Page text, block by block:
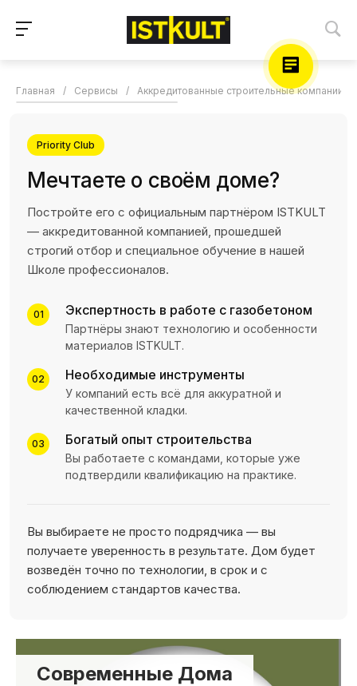
Главная / Сервисы / Аккредитованные строительные компании
Priority Club
Мечтаете о своём доме?
Постройте его с официальным партнёром ISTKULT
— аккредитованной компанией, прошедшей
строгий отбор и специальное обучение в нашей
Школе профессионалов.
01 Экспертность в работе с газобетоном
Партнёры знают технологию и особенности
материалов ISTKULT.
02 Необходимые инструменты
У компаний есть всё для аккуратной и
качественной кладки.
03 Богатый опыт строительства
Вы работаете с командами, которые уже
подтвердили квалификацию на практике.
Вы выбираете не просто подрядчика — вы
получаете уверенность в результате. Дом будет
возведён точно по технологии, в срок и с
соблюдением стандартов качества.
Современные Дома